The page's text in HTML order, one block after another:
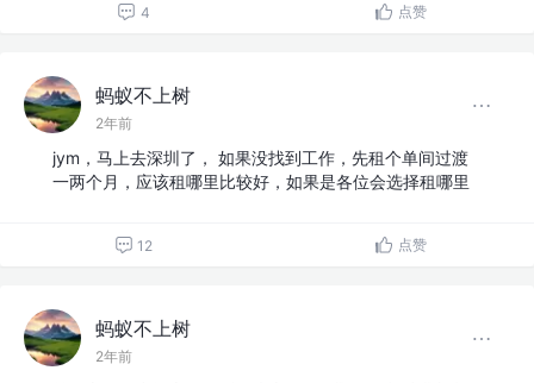
4 点赞
蚂蚁不上树
2年前
jym，马上去深圳了， 如果没找到工作，先租个单间过渡
一两个月，应该租哪里比较好，如果是各位会选择租哪里
12 点赞
蚂蚁不上树
2年前